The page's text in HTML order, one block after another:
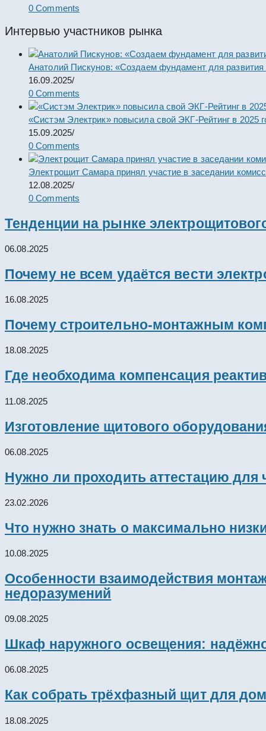
0 Comments
Интервью участников рынка
Анатолий Пискунов: «Создаем фундамент для развития
16.09.2025/
0 Comments
«Систэм Электрик» повысила свой ЭКГ-Рейтинг в 2025
15.09.2025/
0 Comments
Электрощит Самара принял участие в заседании
12.08.2025/
0 Comments
Тенденции на рынке
06.08.2025
Почему не всем удаётся вести
16.08.2025
Почему строительно-монтажным
18.08.2025
Где необходима компенсация
11.08.2025
Изготовление щитового
06.08.2025
Нужно ли проходить аттестацию для
23.02.2026
Что нужно знать о максимально
10.08.2025
Особенности взаимодействия
недоразумений
09.08.2025
Шкаф наружного освещения:
06.08.2025
Как собрать трёхфазный щит для
18.08.2025